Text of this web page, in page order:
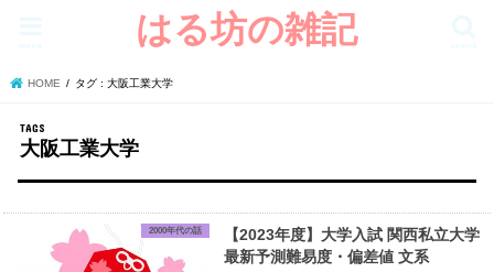
はる坊の雑記
HOME タグ : 大阪工業大学
大阪工業大学
2000年代の話
【2023年度】大学入試 関西私立大学
最新予測難易度・偏差値 文系